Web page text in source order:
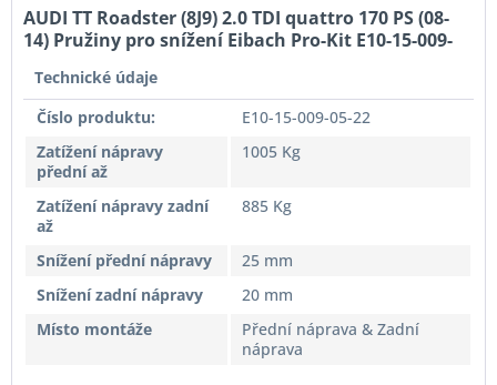
AUDI TT Roadster (8J9) 2.0 TDI quattro 170 PS (08-
14) Pružiny pro snížení Eibach Pro-Kit E10-15-009-
Technické údaje
Číslo produktu:
E10-15-009-05-22
Zatížení nápravy
přední až
1005 Kg
Zatížení nápravy zadní
až
885 Kg
Snížení přední nápravy
25 mm
Snížení zadní nápravy
20 mm
Místo montáže
Přední náprava & Zadní
náprava